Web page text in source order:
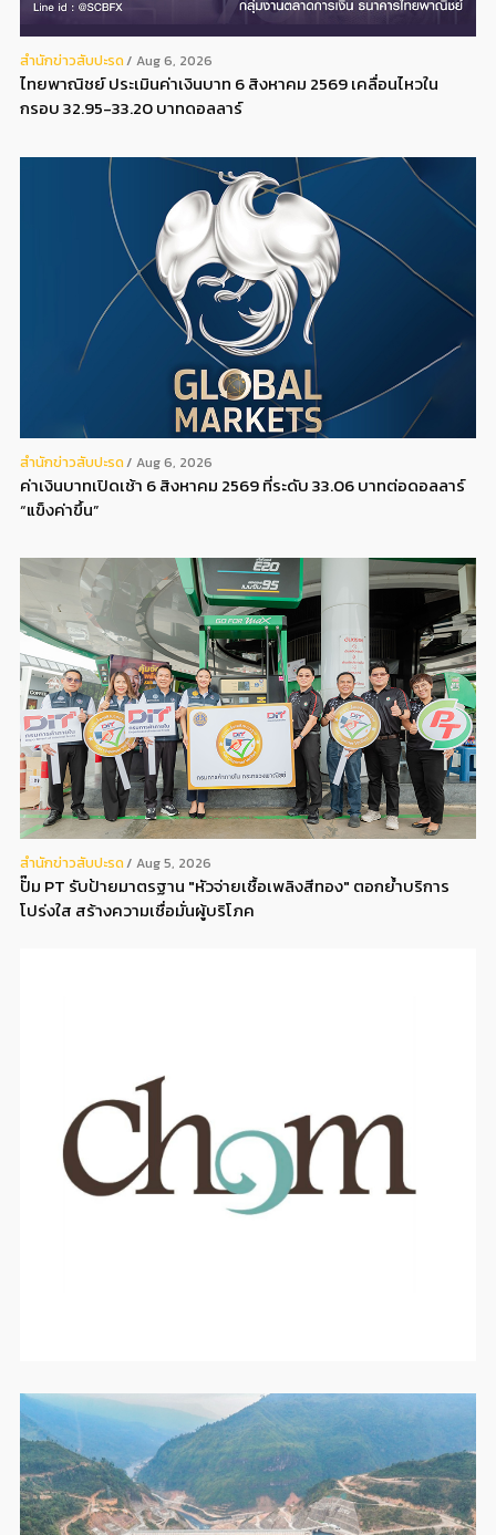
สํานักข่าวสับปะรด Aug 6, 2026
ไทยพาณิชย์ ประเมินค่าเงินบาท 6 สิงหาคม 2569 เคลื่อนไหวใน
กรอบ 32.95-33.20 บาทดอลลาร์
สํานักข่าวสับปะรด Aug 6, 2026
ค่าเงินบาทเปิดเช้า 6 สิงหาคม 2569 ที่ระดับ 33.06 บาทต่อดอลลาร์
“แข็งค่าขึ้น”
สํานักข่าวสับปะรด Aug 5, 2026
ปั๊ม PT รับป้ายมาตรฐาน "หัวจ่ายเชื้อเพลิงสีทอง" ตอกย้ำบริการ
โปร่งใส สร้างความเชื่อมั่นผู้บริโภค